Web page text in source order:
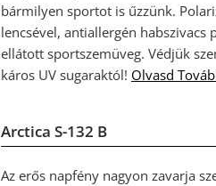
bármilyen sportot is űzzünk.
lencsével, antiallergén habszivacs
ellátott sportszemüveg. Védjük
káros UV sugaraktól! Olvasd
Arctica S-132 B
Az erős napfény nagyon zavarja